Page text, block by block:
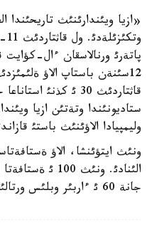
«ازيا ويئندارئنئث
پاتةرئ ورنالاسقان ءال-كؤايت
12سئنةن باستاپ الاؤ
قاثتاردئث 30 ئ كذنئ
ستاديونئندا وتةتئن ازيا
وليمپيادا الاؤئنئث باستئ
جانة 60 ئ ءاربئر وبلئس ورتالئقتارئندا الئپ جذرةدئ.